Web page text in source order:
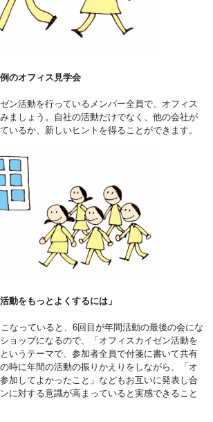
のオフィス見学会
ン活動を行っているメンバー全員で、オフィス
ましょう。自社の活動だけでなく、他の会社が
いるか、新しいヒントを得ることができます。
動をもっとよくするには」
なっていると、6回目が年間活動の最後の会にな
ョップになるので、「オフィスカイゼン活動を
いうテーマで、参加者全員で付箋に書いて共有
時に年間の活動の振りかえりをしながら、「オ
加してよかったこと」などもお互いに発表し合
に対する意識が高まっていると実感できること